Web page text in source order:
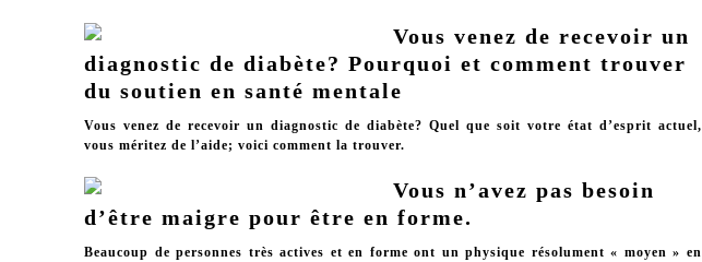
Vous venez de recevoir un
diagnostic de diabète? Pourquoi et comment trouver
du soutien en santé mentale
Vous venez de recevoir un diagnostic de diabète? Quel que soit votre état d’esprit actuel,
vous méritez de l’aide; voici comment la trouver.
Vous n’avez pas besoin
d’être maigre pour être en forme.
Beaucoup de personnes très actives et en forme ont un physique résolument « moyen » en